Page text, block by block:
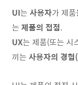
UI는 사용자가 제
는 제품의 접점.
UX는 제품(또는 시
끼는 사용자의 경험(